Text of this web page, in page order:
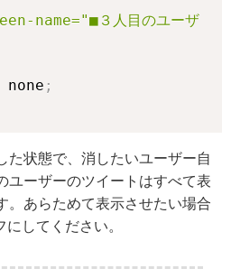
name="■３人目のユーザ
none ;
た状態で、消したいユーザー自
ユーザーのツイートはすべて表
。あらためて表示させたい場合
してください。